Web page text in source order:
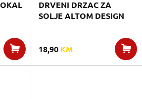
DRVENI DRZAC ZA
SOLJE ALTOM DESIGN
18,90 KM